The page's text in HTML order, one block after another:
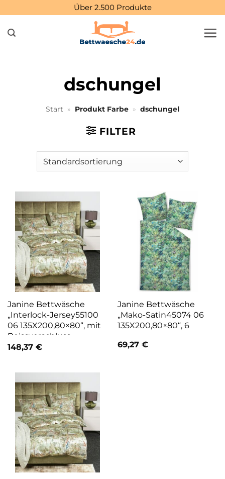
springen
Über 2.500 Produkte
dschungel
Start » Produkt Farbe » dschungel
FILTER
Janine Bettwäsche
„Interlock-Jersey55100
06 135X200,80×80“, mit
Reissverschluss
148,37 €
Janine Bettwäsche
„Mako-Satin45074 06
135X200,80×80“, 6
69,27 €